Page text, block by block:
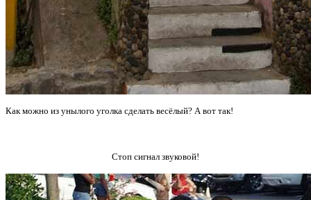
Как можно из унылого уголка сделать весёлый? А вот так!
Стоп сигнал звуковой!